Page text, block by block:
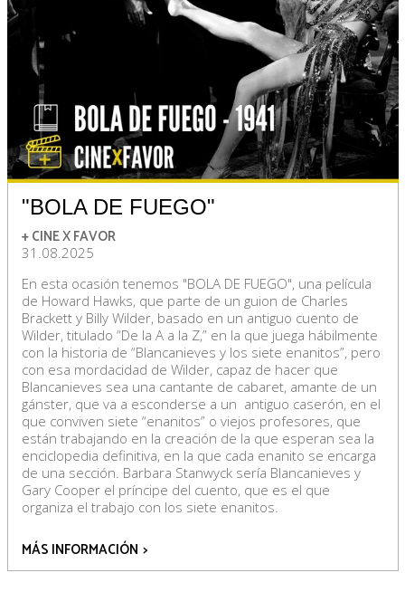
"BOLA DE FUEGO"
+ CINE X FAVOR
31.08.2025
En esta ocasión tenemos "BOLA DE FUEGO", una película
de Howard Hawks, que parte de un guion de Charles
Brackett y Billy Wilder, basado en un antiguo cuento de
Wilder, titulado “De la A a la Z,” en la que juega hábilmente
con la historia de “Blancanieves y los siete enanitos”, pero
con esa mordacidad de Wilder, capaz de hacer que
Blancanieves sea una cantante de cabaret, amante de un
gánster, que va a esconderse a un antiguo caserón, en el
que conviven siete “enanitos” o viejos profesores, que
están trabajando en la creación de la que esperan sea la
enciclopedia definitiva, en la que cada enanito se encarga
de una sección. Barbara Stanwyck sería Blancanieves y
Gary Cooper el príncipe del cuento, que es el que
organiza el trabajo con los siete enanitos.
MÁS INFORMACIÓN >